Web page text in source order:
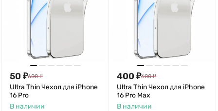
50 ₽600 ₽
Ultra Thin Чехол для iPhone
16 Pro
В наличии
400 ₽600 ₽
Ultra Thin Чехол для iPhone
16 Pro Max
В наличии